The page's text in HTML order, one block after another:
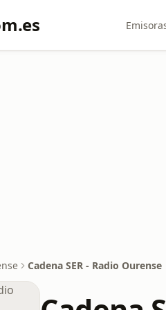
Cadena SER - Radio Ourense